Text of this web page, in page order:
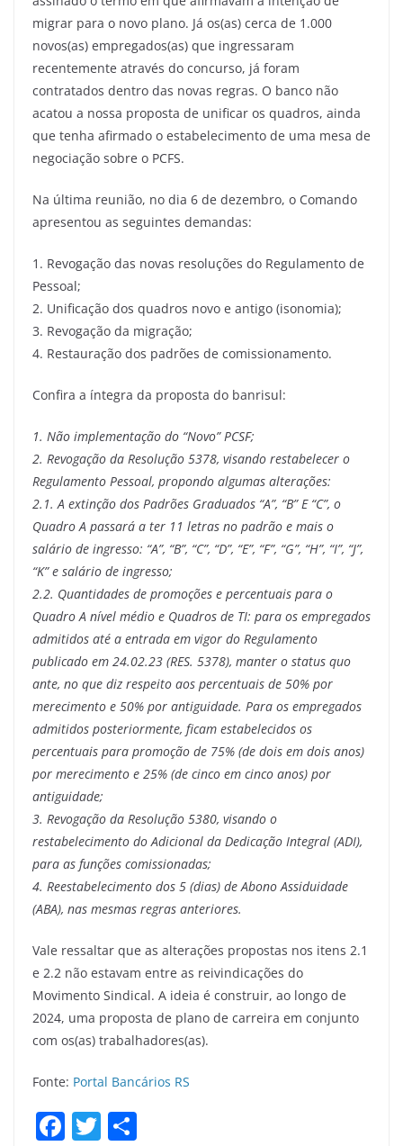
migrar para o novo plano. Já os(as) cerca de 1.000
novos(as) empregados(as) que ingressaram
recentemente através do concurso, já foram
contratados dentro das novas regras. O banco não
acatou a nossa proposta de unificar os quadros, ainda
que tenha afirmado o estabelecimento de uma mesa de
negociação sobre o PCFS.
Na última reunião, no dia 6 de dezembro, o Comando
apresentou as seguintes demandas:
1. Revogação das novas resoluções do Regulamento de
Pessoal;
2. Unificação dos quadros novo e antigo (isonomia);
3. Revogação da migração;
4. Restauração dos padrões de comissionamento.
Confira a íntegra da proposta do banrisul:
1. Não implementação do “Novo” PCSF;
2. Revogação da Resolução 5378, visando restabelecer o
Regulamento Pessoal, propondo algumas alterações:
2.1. A extinção dos Padrões Graduados “A”, “B” E “C”, o
Quadro A passará a ter 11 letras no padrão e mais o
salário de ingresso: “A”, “B”, “C”, “D”, “E”, “F”, “G”, “H”, “I”, “J”,
“K” e salário de ingresso;
2.2. Quantidades de promoções e percentuais para o
Quadro A nível médio e Quadros de TI: para os empregados
admitidos até a entrada em vigor do Regulamento
publicado em 24.02.23 (RES. 5378), manter o status quo
ante, no que diz respeito aos percentuais de 50% por
merecimento e 50% por antiguidade. Para os empregados
admitidos posteriormente, ficam estabelecidos os
percentuais para promoção de 75% (de dois em dois anos)
por merecimento e 25% (de cinco em cinco anos) por
antiguidade;
3. Revogação da Resolução 5380, visando o
restabelecimento do Adicional da Dedicação Integral (ADI),
para as funções comissionadas;
4. Reestabelecimento dos 5 (dias) de Abono Assiduidade
(ABA), nas mesmas regras anteriores.
Vale ressaltar que as alterações propostas nos itens 2.1
e 2.2 não estavam entre as reivindicações do
Movimento Sindical. A ideia é construir, ao longo de
2024, uma proposta de plano de carreira em conjunto
com os(as) trabalhadores(as).
Fonte: Portal Bancários RS
F T